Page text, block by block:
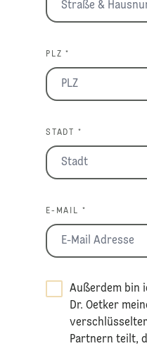
PLZ *
STADT *
E-MAIL *
Außerdem bin
Dr. Oetker
Partnern teilt,